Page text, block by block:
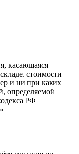
касающаяся
стоимости
и ни при каких
определяемой
РФ